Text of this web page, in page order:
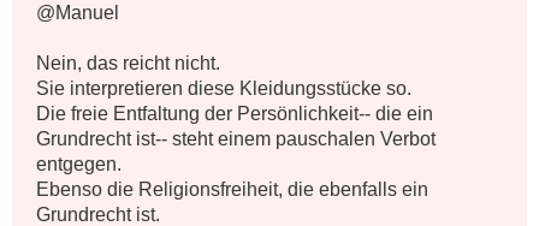
@Manuel
Nein, das reicht nicht.
Sie interpretieren diese Kleidungsstücke so.
Die freie Entfaltung der Persönlichkeit-- die ein
Grundrecht ist-- steht einem pauschalen Verbot
entgegen.
Ebenso die Religionsfreiheit, die ebenfalls ein
Grundrecht ist.